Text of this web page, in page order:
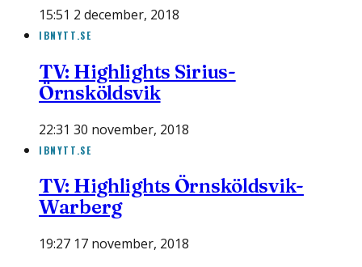
15:51 2 december, 2018
IBNYTT.SE
TV: Highlights Sirius-
Örnsköldsvik
22:31 30 november, 2018
IBNYTT.SE
TV: Highlights Örnsköldsvik-
Warberg
19:27 17 november, 2018